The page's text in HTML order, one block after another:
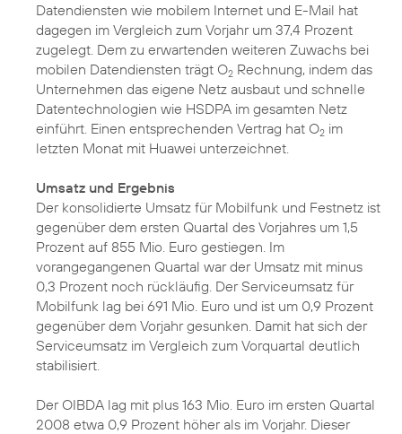
Datendiensten wie mobilem Internet und E-Mail hat
dagegen im Vergleich zum Vorjahr um 37,4 Prozent
zugelegt. Dem zu erwartenden weiteren Zuwachs bei
mobilen Datendiensten trägt O2 Rechnung, indem das
Unternehmen das eigene Netz ausbaut und schnelle
Datentechnologien wie HSDPA im gesamten Netz
einführt. Einen entsprechenden Vertrag hat O2 im
letzten Monat mit Huawei unterzeichnet.
Umsatz und Ergebnis
Der konsolidierte Umsatz für Mobilfunk und Festnetz ist
gegenüber dem ersten Quartal des Vorjahres um 1,5
Prozent auf 855 Mio. Euro gestiegen. Im
vorangegangenen Quartal war der Umsatz mit minus
0,3 Prozent noch rückläufig. Der Serviceumsatz für
Mobilfunk lag bei 691 Mio. Euro und ist um 0,9 Prozent
gegenüber dem Vorjahr gesunken. Damit hat sich der
Serviceumsatz im Vergleich zum Vorquartal deutlich
stabilisiert.
Der OIBDA lag mit plus 163 Mio. Euro im ersten Quartal
2008 etwa 0,9 Prozent höher als im Vorjahr. Dieser